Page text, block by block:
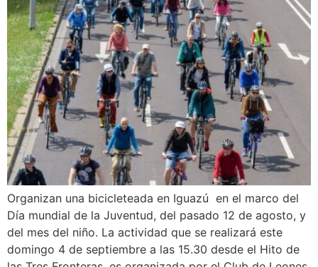
Organizan una bicicleteada en Iguazú en el marco del
Día mundial de la Juventud, del pasado 12 de agosto, y
del mes del niño. La actividad que se realizará este
domingo 4 de septiembre a las 15.30 desde el Hito de